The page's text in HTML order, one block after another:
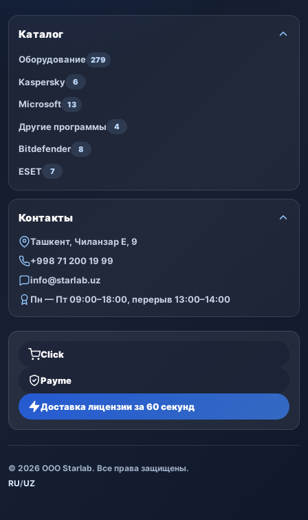
Каталог
Оборудование 279
Kaspersky 6
Microsoft 13
Другие программы 4
Bitdefender 8
ESET 7
Контакты
Ташкент, Чиланзар Е, 9
+998 71 200 19 99
info@starlab.uz
Пн — Пт 09:00–18:00, перерыв 13:00–14:00
Click
Payme
Доставка лицензии за 60 секунд
© 2026 ООО Starlab. Все права защищены.
RU/UZ